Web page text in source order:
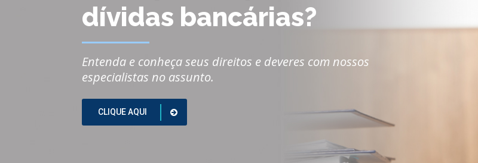
dívidas bancárias?
Entenda e conheça seus direitos e deveres com nossos
especialistas no assunto.
CLIQUE AQUI